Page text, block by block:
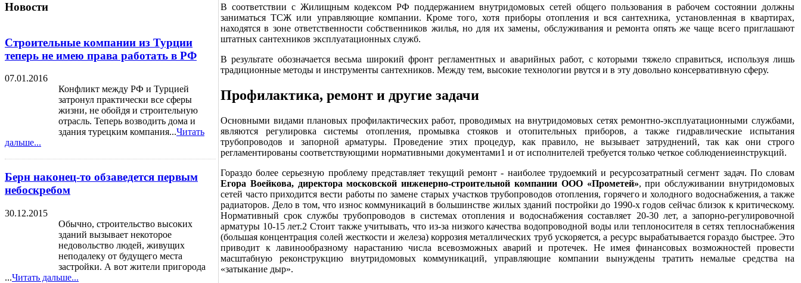
Новости
Строительные компании из Турции
теперь не имею права работать в РФ
07.01.2016
Конфликт между РФ и Турцией
затронул практически все сферы
жизни, не обойдя и строительную
отрасль. Теперь возводить дома и
здания турецким компания...Читать
дальше...
Берн наконец-то обзаведется первым
небоскребом
30.12.2015
Обычно, строительство высоких
зданий вызывает некоторое
недовольство людей, живущих
неподалеку от будущего места
застройки. А вот жители пригорода
...Читать дальше...
В соответствии с Жилищным кодексом РФ поддержанием внутридомовых сетей общего пользования в рабочем состоянии должны
заниматься ТСЖ или управляющие компании. Кроме того, хотя приборы отопления и вся сантехника, установленная в квартирах,
находятся в зоне ответственности собственников жилья, но для их замены, обслуживания и ремонта опять же чаще всего приглашают
штатных сантехников эксплуатационных служб.
В результате обозначается весьма широкий фронт регламентных и аварийных работ, с которыми тяжело справиться, используя лишь
традиционные методы и инструменты сантехников. Между тем, высокие технологии рвутся и в эту довольно консервативную сферу.
Профилактика, ремонт и другие задачи
Основными видами плановых профилактических работ, проводимых на внутридомовых сетях ремонтно-эксплуатационными службами,
являются регулировка системы отопления, промывка стояков и отопительных приборов, а также гидравлические испытания
трубопроводов и запорной арматуры. Проведение этих процедур, как правило, не вызывает затруднений, так как они строго
регламентированы соответствующими нормативными документами1 и от исполнителей требуется только четкое соблюдениеинструкций.
Гораздо более серьезную проблему представляет текущий ремонт - наиболее трудоемкий и ресурсозатратный сегмент задач. По словам
Егора Воейкова, директора московской инженерно-строительной компании ООО «Прометей», при обслуживании внутридомовых
сетей часто приходится вести работы по замене старых участков трубопроводов отопления, горячего и холодного водоснабжения, а также
радиаторов. Дело в том, что износ коммуникаций в большинстве жилых зданий постройки до 1990-х годов сейчас близок к критическому.
Нормативный срок службы трубопроводов в системах отопления и водоснабжения составляет 20-30 лет, а запорно-регулировочной
арматуры 10-15 лет.2 Стоит также учитывать, что из-за низкого качества водопроводной воды или теплоносителя в сетях теплоснабжения
(большая концентрация солей жесткости и железа) коррозия металлических труб ускоряется, а ресурс вырабатывается гораздо быстрее. Это
приводит к лавинообразному нарастанию числа всевозможных аварий и протечек. Не имея финансовых возможностей провести
масштабную реконструкцию внутридомовых коммуникаций, управляющие компании вынуждены тратить немалые средства на
«затыкание дыр».